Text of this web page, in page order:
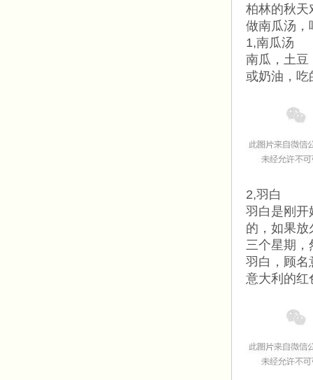
柏林的秋天
做南瓜汤，
1,南瓜汤
南瓜，土豆
或奶油，吃
2,羽白
羽白是刚开
的，如果
三个星期，
羽白，顾名
意大利的红